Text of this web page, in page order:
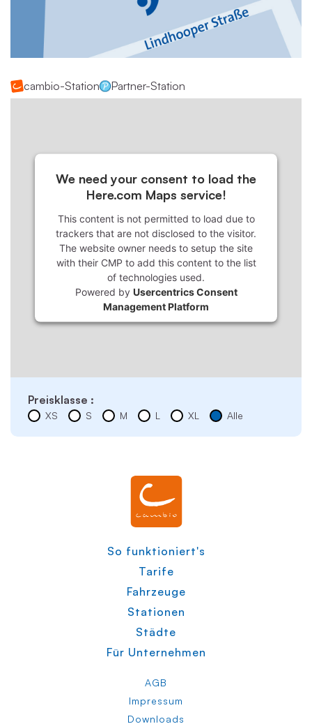
cambio-Station Partner-Station
We need your consent to load the
Here.com Maps service!
This content is not permitted to load due to
trackers that are not disclosed to the visitor.
The website owner needs to setup the site
with their CMP to add this content to the list
of technologies used.
Powered by Usercentrics Consent
Management Platform
Preisklasse :
XS S M L XL Alle
So funktioniert's
Tarife
Fahrzeuge
Stationen
Städte
Für Unternehmen
AGB
Impressum
Downloads